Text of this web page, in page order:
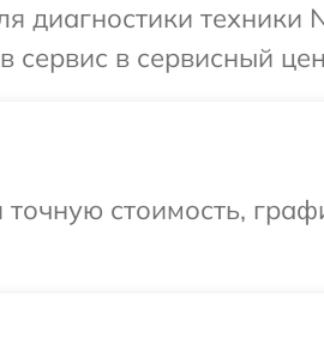
диагностики техники
сервис в сервисный
стоимость,